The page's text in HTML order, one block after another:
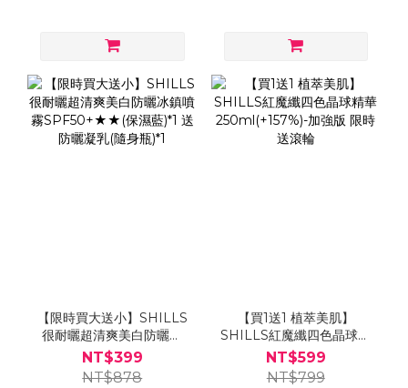
【限時買大送小】SHILLS
很耐曬超清爽美白防曬冰
鎮噴霧SPF50+★★(保濕
藍)*1 送防曬凝乳(隨身瓶)*1
NT$399
NT$878
【買1送1 植萃美肌】
SHILLS紅魔纖四色晶球精
華250ml(+157%)-加強版
限時送滾輪
NT$599
NT$799